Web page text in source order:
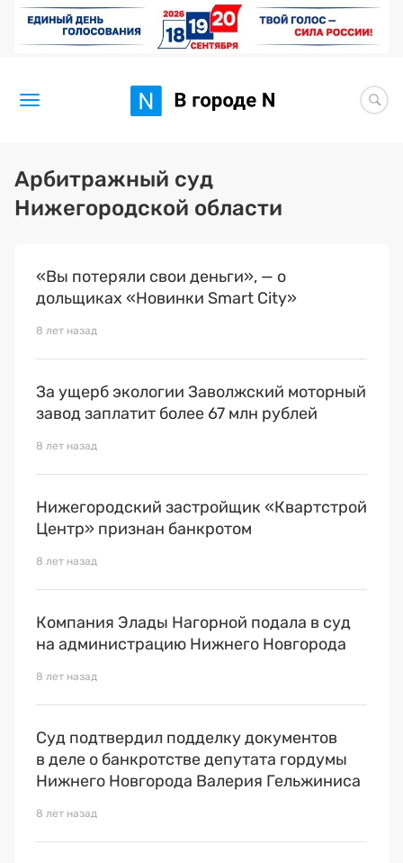
Новости
Статьи
BORЩ
Премия 2025
Арбитражный суд
Нижегородской области
«Вы потеряли свои деньги», — о
дольщиках «Новинки Smart City»
8 лет назад
За ущерб экологии Заволжский моторный
завод заплатит более 67 млн рублей
8 лет назад
Нижегородский застройщик «Квартстрой
Центр» признан банкротом
8 лет назад
Компания Элады Нагорной подала в суд
на администрацию Нижнего Новгорода
8 лет назад
Суд подтвердил подделку документов
в деле о банкротстве депутата гордумы
Нижнего Новгорода Валерия Гельжиниса
8 лет назад